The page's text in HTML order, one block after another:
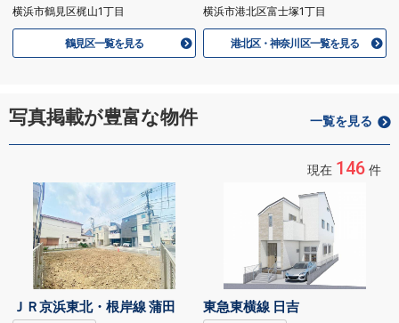
横浜市鶴見区梶山1丁目
鶴見区一覧を見る
横浜市港北区富士塚1丁目
港北区・神奈川区一覧を見る
写真掲載が豊富な物件 一覧を見る
現在 146 件
ＪＲ京浜東北・根岸線 蒲田 東急東横線 日吉